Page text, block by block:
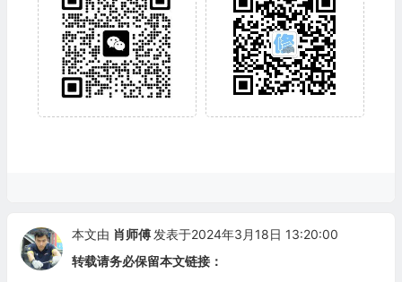
本文由 肖师傅 发表于2024年3月18日 13:20:00
转载请务必保留本文链接：